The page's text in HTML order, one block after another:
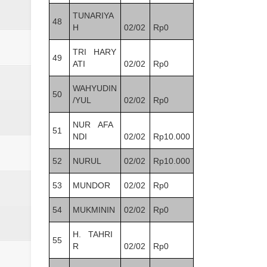
48
TUNARIYA
H
02/02 Rp0
49
TRI HARY
ATI
02/02 Rp0
50
WAHYUDIN
/YUL
02/02 Rp0
51
NUR AFA
NDI
02/02 Rp10.000
52 NURUL 02/02 Rp10.000
53 MUNDOR 02/02 Rp0
54 MUKMININ 02/02 Rp0
55
H. TAHRI
R
02/02 Rp0